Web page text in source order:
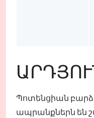
Պոտենցիան
ապրանքներն են